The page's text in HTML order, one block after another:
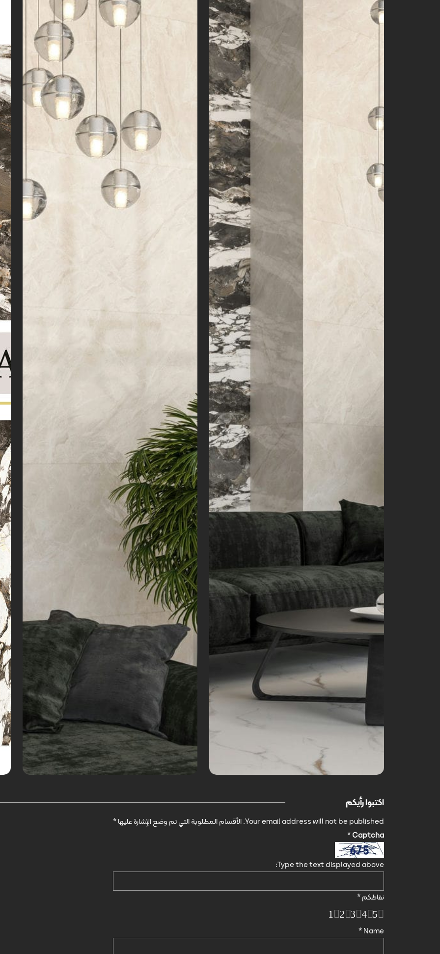
اكتبوا رأيكم
Your email address will not be published. الأقسام المطلوبة التي تم وضع الإشارة عليها*
Name
*
Captcha
*
Type the text displayed above:
نقاطكم*
5
4
3
2
1